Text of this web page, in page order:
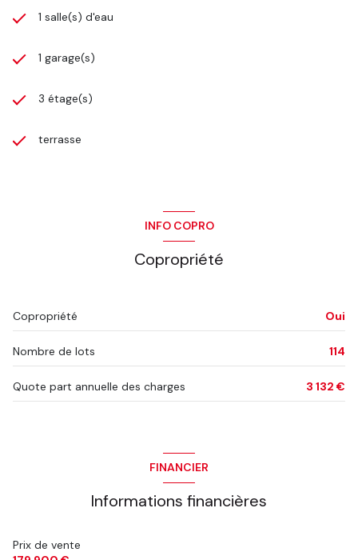
1 salle(s) d'eau
1 garage(s)
3 étage(s)
terrasse
INFO COPRO
Copropriété
Copropriété Oui
Nombre de lots 114
Quote part annuelle des charges 3 132 €
FINANCIER
Informations financières
Prix de vente